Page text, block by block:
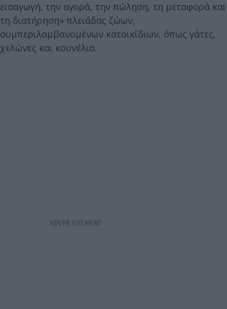
εισαγωγή, την αγορά, την πώληση, τη μεταφορά και
τη διατήρηση» πλειάδας ζώων,
συμπεριλαμβανομένων κατοικίδιων, όπως γάτες,
χελώνες και κουνέλια.